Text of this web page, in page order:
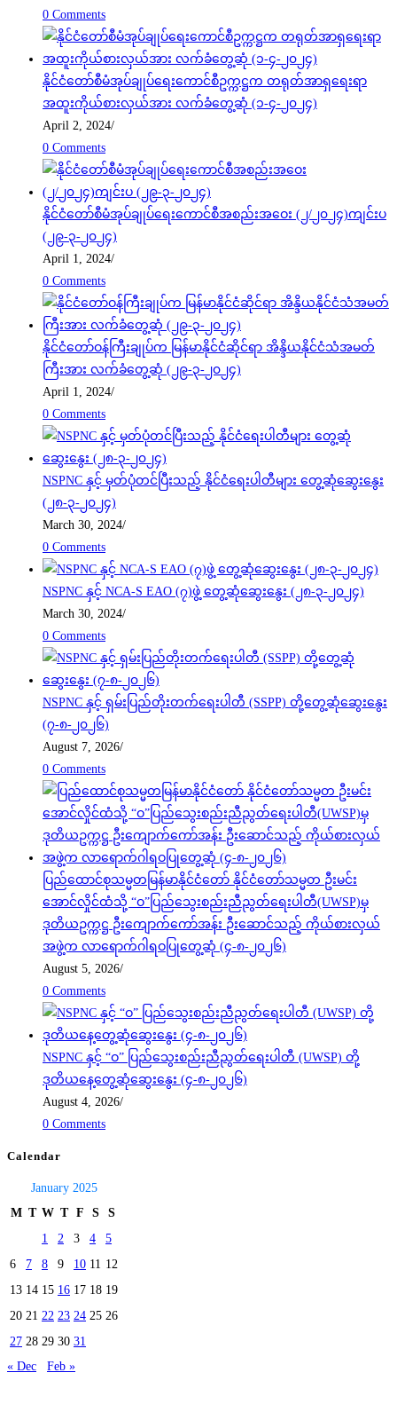
0 Comments
နိုင်ငံတော်စီမံအုပ်ချုပ်ရေးကောင်စီဥက္ကဋ္ဌက တရုတ်အာရှရေးရာ
အထူးကိုယ်စားလှယ်အား လက်ခံတွေ့ဆုံ (၁-၄-၂၀၂၄)
April 2, 2024/
0 Comments
နိုင်ငံတော်စီမံအုပ်ချုပ်ရေးကောင်စီအစည်းအဝေး (၂/၂၀၂၄)ကျင်းပ
(၂၉-၃-၂၀၂၄)
April 1, 2024/
0 Comments
နိုင်ငံတော်ဝန်ကြီးချုပ်က မြန်မာနိုင်ငံဆိုင်ရာ အိန္ဒိယနိုင်ငံသံအမတ်
ကြီးအား လက်ခံတွေ့ဆုံ (၂၉-၃-၂၀၂၄)
April 1, 2024/
0 Comments
NSPNC နှင့် မှတ်ပုံတင်ပြီးသည့် နိုင်ငံရေးပါတီများ တွေ့ဆုံဆွေးနွေး
(၂၈-၃-၂၀၂၄)
March 30, 2024/
0 Comments
NSPNC နှင့် NCA-S EAO (၇)ဖွဲ့ တွေ့ဆုံဆွေးနွေး (၂၈-၃-၂၀၂၄)
March 30, 2024/
0 Comments
NSPNC နှင့် ရှမ်းပြည်တိုးတက်ရေးပါတီ (SSPP) တို့တွေ့ဆုံဆွေးနွေး
(၇-၈-၂၀၂၆)
August 7, 2026/
0 Comments
ပြည်ထောင်စုသမ္မတမြန်မာနိုင်ငံတော် နိုင်ငံတော်သမ္မတ ဦးမင်း
အောင်လှိုင်ထံသို့ “ဝ”ပြည်သွေးစည်းညီညွတ်ရေးပါတီ(UWSP)မှ
ဒုတိယဥက္ကဋ္ဌ ဦးကျောက်ကော်အန်း ဦးဆောင်သည့် ကိုယ်စားလှယ်
အဖွဲ့က လာရောက်ဂါရဝပြုတွေ့ဆုံ (၄-၈-၂၀၂၆)
August 5, 2026/
0 Comments
NSPNC နှင့် “ဝ” ပြည်သွေးစည်းညီညွတ်ရေးပါတီ (UWSP) တို့
ဒုတိယနေ့တွေ့ဆုံဆွေးနွေး (၄-၈-၂၀၂၆)
August 4, 2026/
0 Comments
Calendar
January 2025
M T W T F S
S
1
2 3 4
5
6
7 8 9 10 11 12
13 14 15 16 17 18 19
20 21 22 23 24 25 26
27 28 29 30 31
« Dec
Feb »